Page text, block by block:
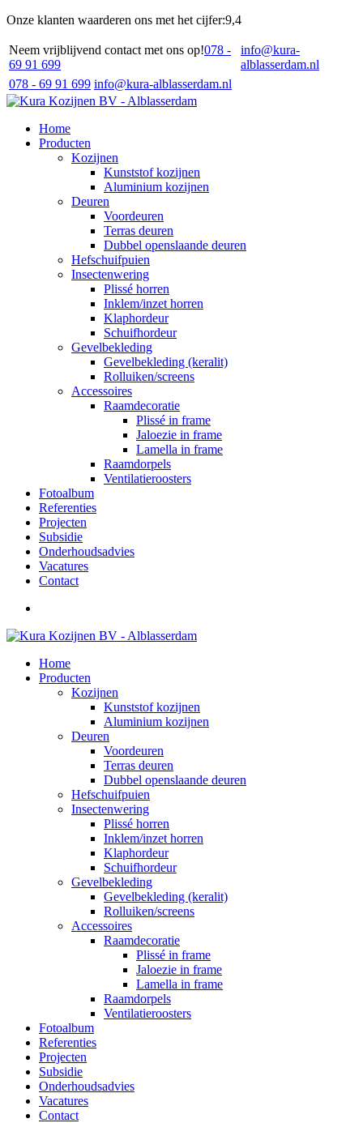
Onze klanten waarderen ons met het cijfer:9,4
Neem vrijblijvend contact met ons op!078 -
69 91 699
info@kura-
alblasserdam.nl
078 - 69 91 699 info@kura-alblasserdam.nl
Home
Producten
Kozijnen
Kunststof kozijnen
Aluminium kozijnen
Deuren
Voordeuren
Terras deuren
Dubbel openslaande deuren
Hefschuifpuien
Insectenwering
Plissé horren
Inklem/inzet horren
Klaphordeur
Schuifhordeur
Gevelbekleding
Gevelbekleding (keralit)
Rolluiken/screens
Accessoires
Raamdecoratie
Plissé in frame
Jaloezie in frame
Lamella in frame
Raamdorpels
Ventilatieroosters
Fotoalbum
Referenties
Projecten
Subsidie
Onderhoudsadvies
Vacatures
Contact
Home
Producten
Kozijnen
Kunststof kozijnen
Aluminium kozijnen
Deuren
Voordeuren
Terras deuren
Dubbel openslaande deuren
Hefschuifpuien
Insectenwering
Plissé horren
Inklem/inzet horren
Klaphordeur
Schuifhordeur
Gevelbekleding
Gevelbekleding (keralit)
Rolluiken/screens
Accessoires
Raamdecoratie
Plissé in frame
Jaloezie in frame
Lamella in frame
Raamdorpels
Ventilatieroosters
Fotoalbum
Referenties
Projecten
Subsidie
Onderhoudsadvies
Vacatures
Contact